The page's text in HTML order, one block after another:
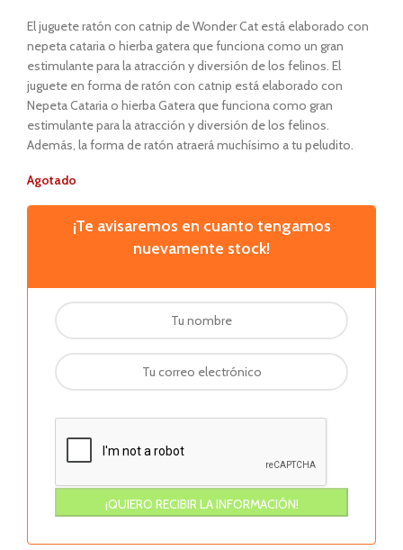
El juguete ratón con catnip de Wonder Cat está elaborado con
nepeta cataria o hierba gatera que funciona como un gran
estimulante para la atracción y diversión de los felinos. El
juguete en forma de ratón con catnip está elaborado con
Nepeta Cataria o hierba Gatera que funciona como gran
estimulante para la atracción y diversión de los felinos.
Además, la forma de ratón atraerá muchísimo a tu peludito.
Agotado
¡Te avisaremos en cuanto tengamos
nuevamente stock!